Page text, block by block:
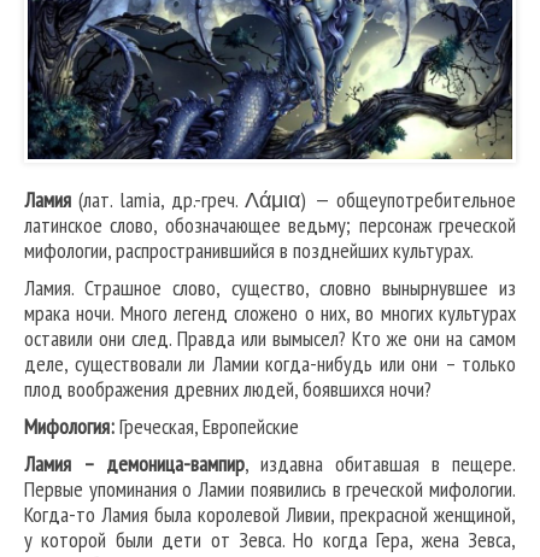
Ламия (лат. lamia, др.-греч. Λάμια) — общеупотребительное
латинское слово, обозначающее ведьму; персонаж греческой
мифологии, распространившийся в позднейших культурах.
Ламия. Страшное слово, существо, словно вынырнувшее из
мрака ночи. Много легенд сложено о них, во многих культурах
оставили они след. Правда или вымысел? Кто же они на самом
деле, существовали ли Ламии когда-нибудь или они – только
плод воображения древних людей, боявшихся ночи?
Мифология:Греческая, Европейские
Ламия – демоница-вампир, издавна обитавшая в пещере.
Первые упоминания о Ламии появились в греческой мифологии.
Когда-то Ламия была королевой Ливии, прекрасной женщиной,
у которой были дети от Зевса. Но когда Гера, жена Зевса,